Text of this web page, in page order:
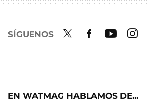
SÍGUENOS
EN WATMAG HABLAMOS DE...